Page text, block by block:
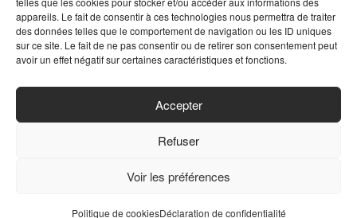
appareils. Le fait de consentir à ces technologies nous permettra de traiter
des données telles que le comportement de navigation ou les ID uniques
sur ce site. Le fait de ne pas consentir ou de retirer son consentement peut
avoir un effet négatif sur certaines caractéristiques et fonctions.
Accepter
Refuser
Voir les préférences
Politique de cookiesDéclaration de confidentialité
ACCUEIL
MENTIONS LÉGALES